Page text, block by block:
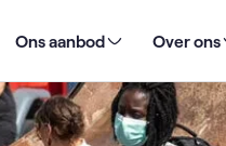
Ons aanbod Over ons